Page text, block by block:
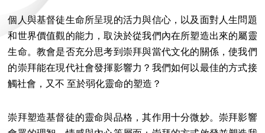
個人與基督徒生命所呈現的活力與信心，以及面對人生問題
和世界價值觀的能力，取決於從我們內在所塑造出來的屬靈
生命。教會是否充分思考到崇拜與當代文化的關係，使我們
的崇拜能在現代社會發揮影響力？我們如何以最佳的方式接
觸社會，又不 至於弱化靈命的塑造？
崇拜塑造基督徒的靈命與品格，其作用十分微妙。崇拜影響